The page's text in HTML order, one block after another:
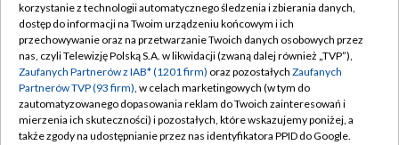
TVP
Abonament TVP
Emisja w TVP
Centrum informacji TVP
Naziemna Telewizja Cyfrowa
Regulamin TVP
Polityka prywatności
Moje zgody
Pomoc
korzystanie z technologii automatycznego śledzenia i zbierania danych,
dostęp do informacji na Twoim urządzeniu końcowym i ich
przechowywanie oraz na przetwarzanie Twoich danych osobowych przez
nas, czyli Telewizję Polską S.A. w likwidacji (zwaną dalej również „TVP”),
Zaufanych Partnerów z IAB* (1201 firm) oraz pozostałych Zaufanych
Partnerów TVP (93 firm), w celach marketingowych (w tym do
zautomatyzowanego dopasowania reklam do Twoich zainteresowań i
mierzenia ich skuteczności) i pozostałych, które wskazujemy poniżej, a
także zgody na udostępnianie przez nas identyfikatora PPID do Google.